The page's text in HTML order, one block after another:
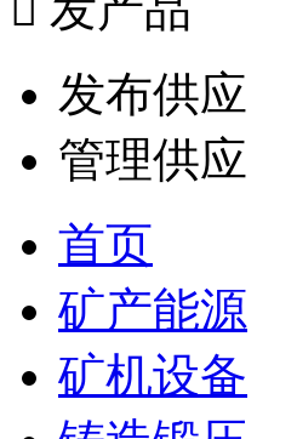
发布供应
管理供应
首页
矿产能源
矿机设备